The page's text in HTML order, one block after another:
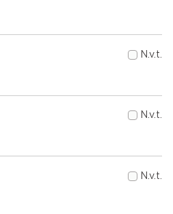
N.v.t.
N.v.t.
N.v.t.